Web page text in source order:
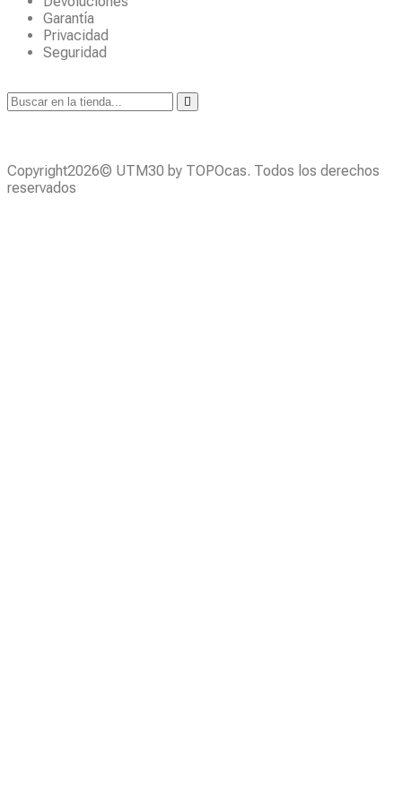
Garantía
Privacidad
Seguridad
Copyright2026© UTM30 by TOPOcas. Todos los derechos
reservados